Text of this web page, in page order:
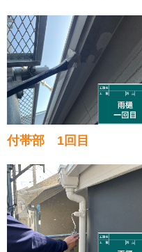
付帯部 1回目